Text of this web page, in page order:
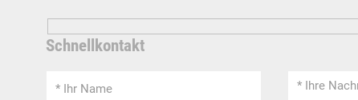
Schnellkontakt